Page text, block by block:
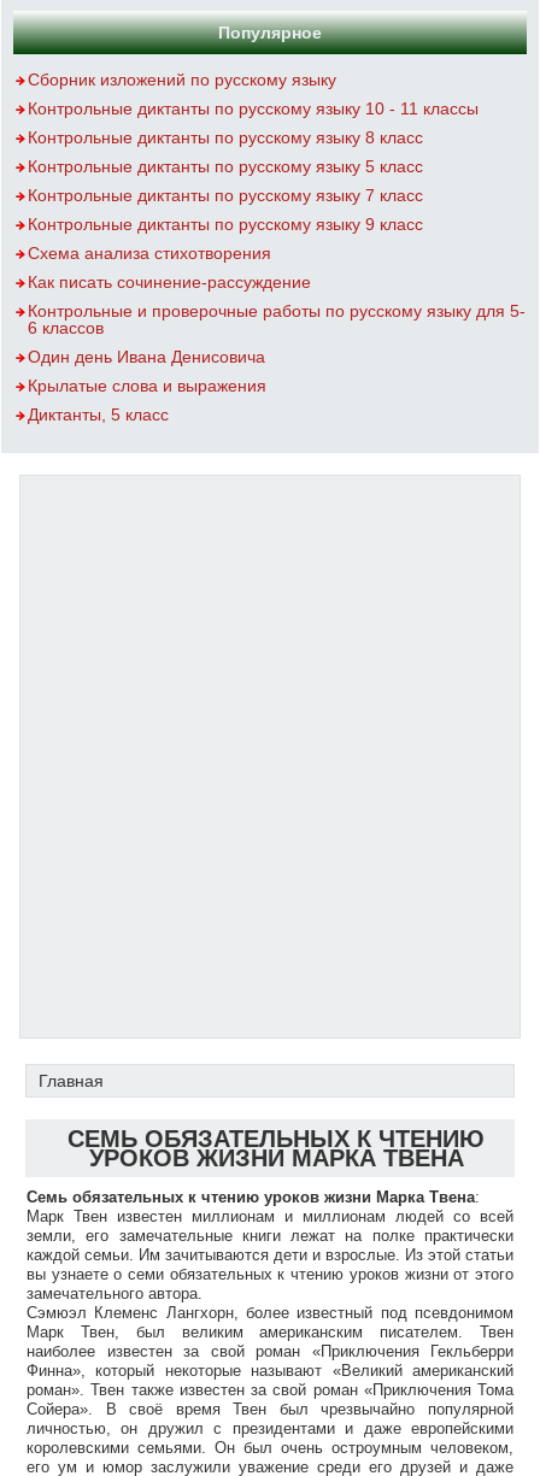
Популярное
Сборник изложений по русскому языку
Контрольные диктанты по русскому языку 10 - 11 классы
Контрольные диктанты по русскому языку 8 класс
Контрольные диктанты по русскому языку 5 класс
Контрольные диктанты по русскому языку 7 класс
Контрольные диктанты по русскому языку 9 класс
Схема анализа стихотворения
Как писать сочинение-рассуждение
Контрольные и проверочные работы по русскому языку для 5-
6 классов
Один день Ивана Денисовича
Крылатые слова и выражения
Диктанты, 5 класс
Главная
СЕМЬ ОБЯЗАТЕЛЬНЫХ К ЧТЕНИЮ
УРОКОВ ЖИЗНИ МАРКА ТВЕНА
Семь обязательных к чтению уроков жизни Марка Твена:
Марк Твен известен миллионам и миллионам людей со всей
земли, его замечательные книги лежат на полке практически
каждой семьи. Им зачитываются дети и взрослые. Из этой статьи
вы узнаете о семи обязательных к чтению уроков жизни от этого
замечательного автора.
Сэмюэл Клеменс Лангхорн, более известный под псевдонимом
Марк Твен, был великим американским писателем. Твен
наиболее известен за свой роман «Приключения Гекльберри
Финна», который некоторые называют «Великий американский
роман». Твен также известен за свой роман «Приключения Тома
Сойера». В своё время Твен был чрезвычайно популярной
личностью, он дружил с президентами и даже европейскими
королевскими семьями. Он был очень остроумным человеком,
его ум и юмор заслужили уважение среди его друзей и даже